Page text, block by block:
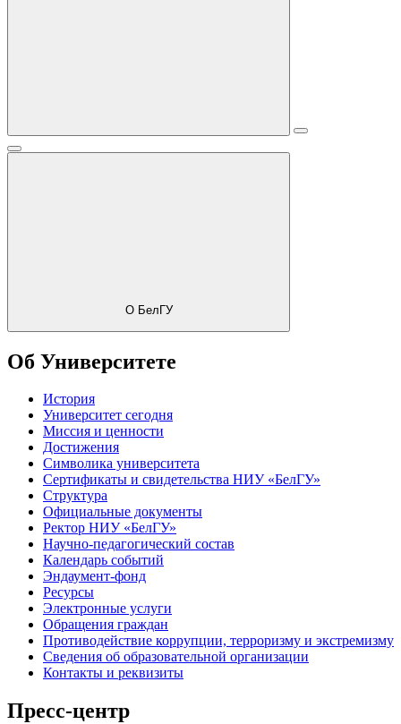
О БелГУ
Об Университете
История
Университет сегодня
Миссия и ценности
Достижения
Символика университета
Сертификаты и свидетельства НИУ «БелГУ»
Структура
Официальные документы
Ректор НИУ «БелГУ»
Научно-педагогический состав
Календарь событий
Эндаумент-фонд
Ресурсы
Электронные услуги
Обращения граждан
Противодействие коррупции, терроризму и экстремизму
Сведения об образовательной организации
Контакты и реквизиты
Пресс-центр